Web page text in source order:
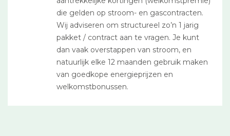
die gelden op stroom- en gascontracten.
Wij adviseren om structureel zo’n 1 jarig
pakket / contract aan te vragen. Je kunt
dan vaak overstappen van stroom, en
natuurlijk elke 12 maanden gebruik maken
van goedkope energieprijzen en
welkomstbonussen.